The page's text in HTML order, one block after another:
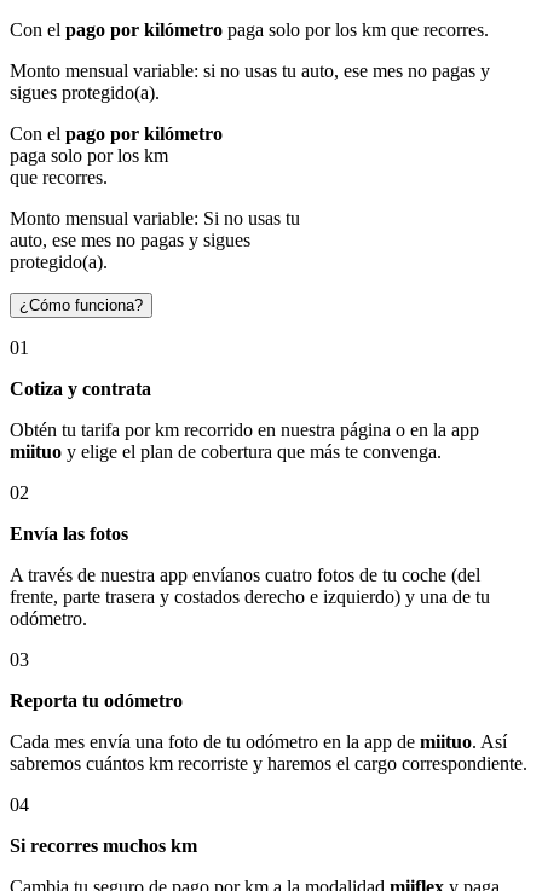
Con el pago por kilómetro paga solo por los km que recorres.
Monto mensual variable: si no usas tu auto, ese mes no pagas y
sigues protegido(a).
Con el pago por kilómetro
paga solo por los km
que recorres.
Monto mensual variable: Si no usas tu
auto, ese mes no pagas y sigues
protegido(a).
¿Cómo funciona?
01
Cotiza y contrata
Obtén tu tarifa por km recorrido en nuestra página o en la app
miituo y elige el plan de cobertura que más te convenga.
02
Envía las fotos
A través de nuestra app envíanos cuatro fotos de tu coche (del
frente, parte trasera y costados derecho e izquierdo) y una de tu
odómetro.
03
Reporta tu odómetro
Cada mes envía una foto de tu odómetro en la app de miituo. Así
sabremos cuántos km recorriste y haremos el cargo correspondiente.
04
Si recorres muchos km
Cambia tu seguro de pago por km a la modalidad miiflex y paga